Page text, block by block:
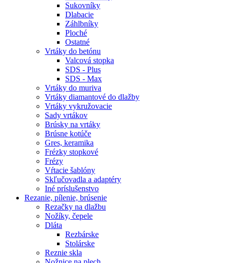
Sukovníky
Dlabacie
Záhlbníky
Ploché
Ostatné
Vrtáky do betónu
Valcová stopka
SDS - Plus
SDS - Max
Vrtáky do muriva
Vrtáky diamantové do dlažby
Vrtáky vykružovacie
Sady vrtákov
Brúsky na vrtáky
Brúsne kotúče
Gres, keramika
Frézky stopkové
Frézy
Vŕtacie šablóny
Skľučovadla a adaptéry
Iné príslušenstvo
Rezanie, pílenie, brúsenie
Rezačky na dlažbu
Nožíky, čepele
Dláta
Rezbárske
Stolárske
Reznie skla